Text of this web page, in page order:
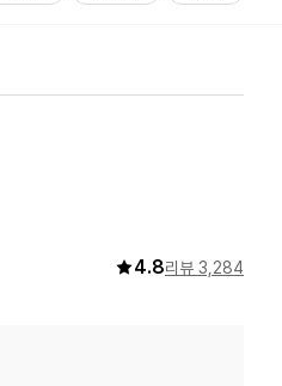
4.8리뷰 3,284